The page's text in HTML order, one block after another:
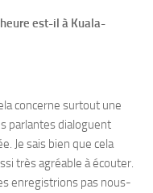
est-il à Kuala-
concerne surtout une
parlantes dialoguent
Je sais bien que cela
très agréable à écouter.
enregistrions pas nous-